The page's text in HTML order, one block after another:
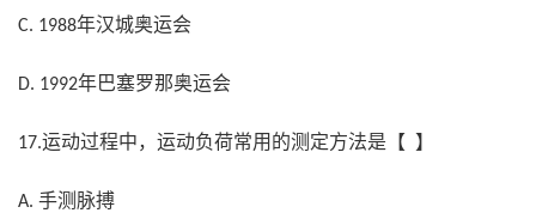
C. 1988年汉城奥运会
D. 1992年巴塞罗那奥运会
17.运动过程中，运动负荷常用的测定方法是【 】
A. 手测脉搏